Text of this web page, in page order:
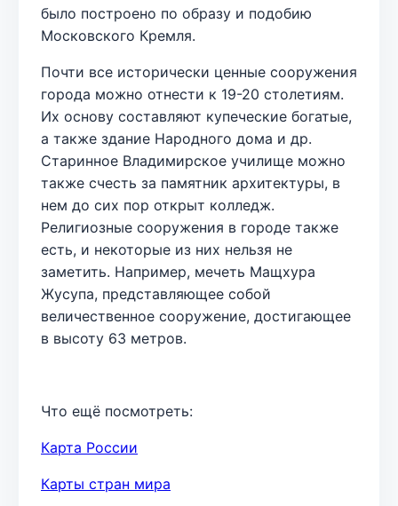
было построено по образу и подобию
Московского Кремля.
Почти все исторически ценные сооружения
города можно отнести к 19-20 столетиям.
Их основу составляют купеческие богатые,
а также здание Народного дома и др.
Старинное Владимирское училище можно
также счесть за памятник архитектуры, в
нем до сих пор открыт колледж.
Религиозные сооружения в городе также
есть, и некоторые из них нельзя не
заметить. Например, мечеть Мащхура
Жусупа, представляющее собой
величественное сооружение, достигающее
в высоту 63 метров.
Что ещё посмотреть:
Карта России
Карты стран мира